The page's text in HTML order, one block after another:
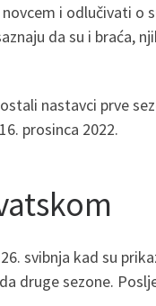
i odlučivati o
da su i braća,
nastavci prve
prosinca 2022.
svibnja kad su
druge sezone.